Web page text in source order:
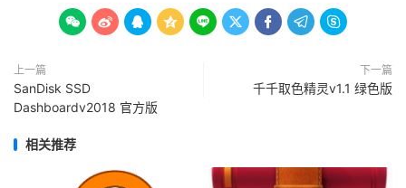
        
上一篇
SanDisk SSD
Dashboardv2018 官方版
下一篇
千千取色精灵v1.1 绿色版
相关推荐